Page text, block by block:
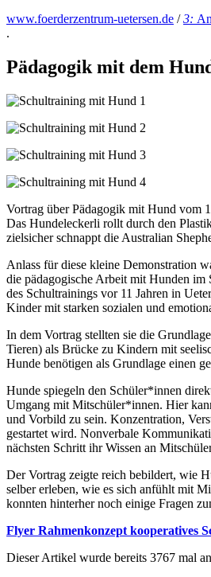
www.foerderzentrum-uetersen.de /3:
.
Pädagogik mit dem
Vortrag über Pädagogik mit Hund vom
Das Hundeleckerli rollt durch den
zielsicher schnappt die Australian
Anlass für diese kleine Demonstration
die pädagogische Arbeit mit Hunden im
des Schultrainings vor 11 Jahren in
Kinder mit starken sozialen und
In dem Vortrag stellten sie die
Tieren) als Brücke zu Kindern mit
Hunde benötigen als Grundlage einen
Hunde spiegeln den Schüler*innen
Umgang mit Mitschüler*innen. Hier
und Vorbild zu sein. Konzentration,
gestartet wird. Nonverbale
nächsten Schritt ihr Wissen an
Der Vortrag zeigte reich bebildert, wie
selber erleben, wie es sich anfühlt mit
konnten hinterher noch einige Fragen
Flyer Rahmenkonzept kooperatives
Dieser Artikel wurde bereits 3767 mal